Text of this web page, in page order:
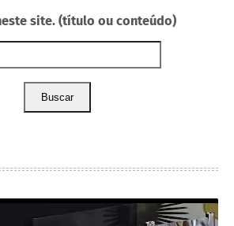
site. (título ou conteúdo)
Buscar